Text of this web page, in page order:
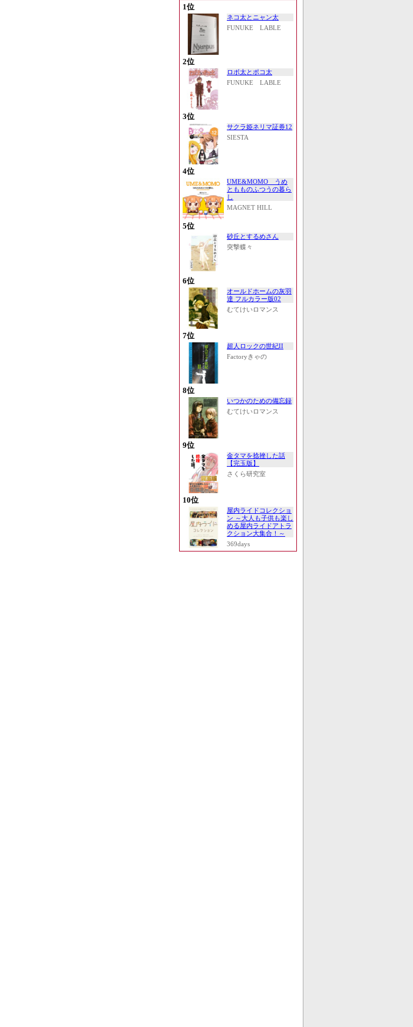
1位
ネコ太とニャン太
FUNUKE LABLE
2位
ロボ太とポコ太
FUNUKE LABLE
3位
サクラ姫ネリマ証券12
SIESTA
4位
UME&MOMO うめ
ともものふつうの暮ら
し
MAGNET HILL
5位
砂丘とするめさん
突撃蝶々
6位
オールドホームの灰羽
達 フルカラー版02
むてけいロマンス
7位
超人ロックの世紀II
Factoryきゃの
8位
いつかのための備忘録
むてけいロマンス
9位
金タマを捻挫した話
【完玉版】
さくら研究室
10位
屋内ライドコレクショ
ン ～大人も子供も楽し
める屋内ライドアトラ
クション大集合！～
369days